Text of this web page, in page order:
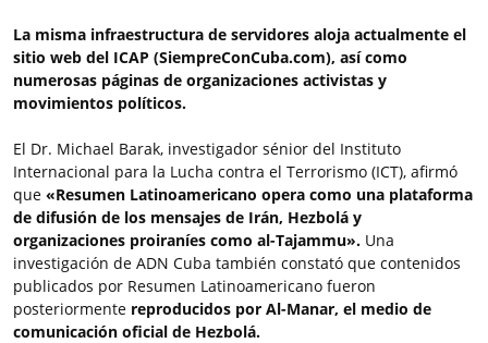
La misma infraestructura de servidores aloja actualmente el
sitio web del ICAP (SiempreConCuba.com), así como
numerosas páginas de organizaciones activistas y
movimientos políticos.
El Dr. Michael Barak, investigador sénior del Instituto
Internacional para la Lucha contra el Terrorismo (ICT), afirmó
que «Resumen Latinoamericano opera como una plataforma
de difusión de los mensajes de Irán, Hezbolá y
organizaciones proiraníes como al-Tajammu». Una
investigación de ADN Cuba también constató que contenidos
publicados por Resumen Latinoamericano fueron
posteriormente reproducidos por Al-Manar, el medio de
comunicación oficial de Hezbolá.